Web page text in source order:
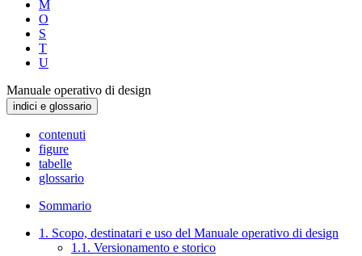
M
O
S
T
U
Manuale operativo di design
indici e glossario
contenuti
figure
tabelle
glossario
Sommario
1. Scopo, destinatari e uso del Manuale operativo di design
1.1. Versionamento e storico